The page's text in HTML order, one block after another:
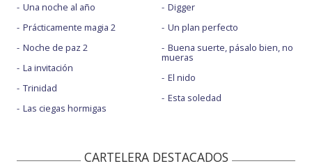
Una noche al año
Prácticamente magia 2
Noche de paz 2
La invitación
Trinidad
Las ciegas hormigas
Digger
Un plan perfecto
Buena suerte, pásalo bien, no
mueras
El nido
Esta soledad
CARTELERA DESTACADOS